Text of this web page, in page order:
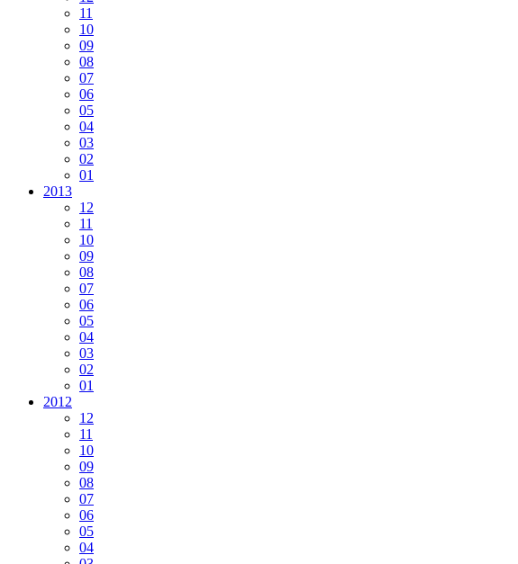
11
10
09
08
07
06
05
04
03
02
01
2013
12
11
10
09
08
07
06
05
04
03
02
01
2012
12
11
10
09
08
07
06
05
04